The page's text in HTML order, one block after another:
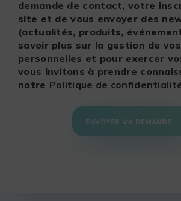
demande de contact, votre
site et de vous envoyer des
(actualités, produits,
savoir plus sur la gestion de
personnelles et pour exercer
vous invitons à prendre
notre Politique de
ENVOYER MA DEMANDE